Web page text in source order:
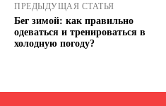
ПРЕДЫДУЩАЯ СТАТЬЯ
Бег зимой: как правильно
одеваться и тренироваться в
холодную погоду?